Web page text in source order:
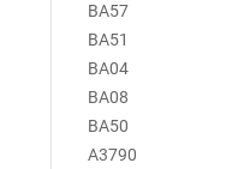
ВА57
ВА51
ВА04
ВА08
ВА50
А3790